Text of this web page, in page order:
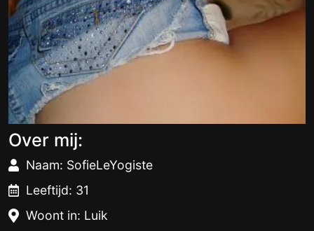
Over mij:
Naam: SofieLeYogiste
Leeftijd: 31
Woont in: Luik